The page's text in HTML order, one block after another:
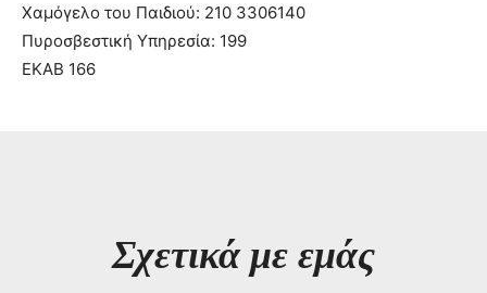
Χαμόγελο του Παιδιού: 210 3306140
Πυροσβεστική Υπηρεσία: 199
ΕΚΑΒ 166
Σχετικά με εμάς